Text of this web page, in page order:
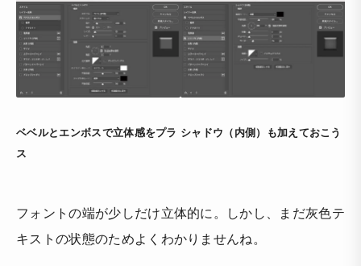
ベベルとエンボスで立体感をプラ
ス
シャドウ（内側）も加えておこう
フォントの端が少しだけ立体的に。しかし、まだ灰色テ
キストの状態のためよくわかりませんね。